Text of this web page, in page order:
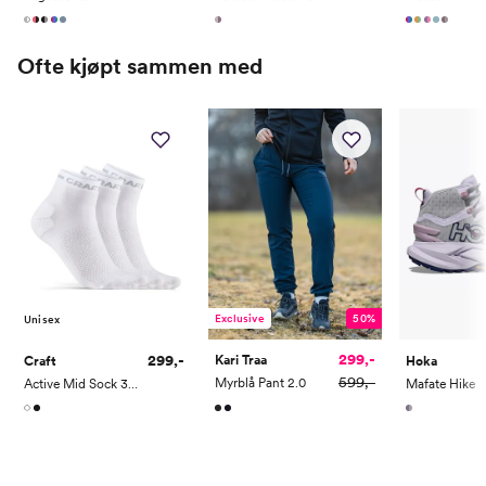
Ofte kjøpt sammen med
Unisex
Craft
299,-
Exclusive 50%
Kari Traa
Myrblå Pant 2.0
299,-
599,-
Hoka
Mafate Hike